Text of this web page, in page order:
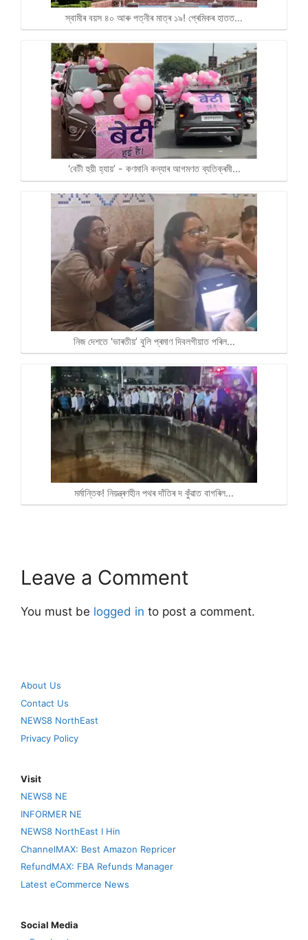
স্বামীৰ বয়স ৪০ আৰু পত্নীৰ মাত্ৰ ১৯! প্ৰেমিকৰ হাতত…
'বেটী হুয়ী হ্যায়’ - কণমানি কন্যাৰ আগমণত ব্যতিক্ৰমী…
নিজ দেশতে 'ভাৰতীয়’ বুলি প্ৰমাণ দিবলগীয়াত পৰিল…
মৰ্মান্তিক! নিয়ন্ত্ৰণহীন পথৰ দাঁতিৰ দ কুঁৱাত বাগৰিল…
Leave a Comment
You must be logged in to post a comment.
About Us
Contact Us
NEWS8 NorthEast
Privacy Policy
Visit
NEWS8 NE
INFORMER NE
NEWS8 NorthEast I Hin
ChannelMAX: Best Amazon Repricer
RefundMAX: FBA Refunds Manager
Latest eCommerce News
Social Media